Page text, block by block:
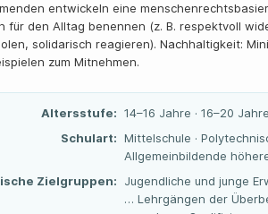
entwickeln eine
für den Alltag benennen (z. B. respektvoll
solidarisch reagieren). Nachhaltigkeit:
zum Mitnehmen.
Altersstufe: 14–16 Jahre · 16–20
Schulart: Mittelschule ·
Allgemeinbildende
Zielgruppen:
Jugendliche und junge
… Lehrgängen der